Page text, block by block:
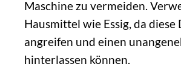
Maschine zu vermeiden.
Hausmittel wie Essig, da diese
angreifen und einen
hinterlassen können.